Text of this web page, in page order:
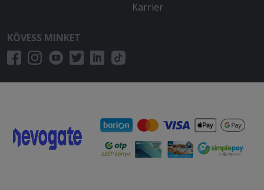
Karrier
KÖVESS MINKET